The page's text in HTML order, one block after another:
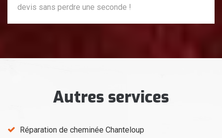
devis sans perdre une seconde !
Autres services
Réparation de cheminée Chanteloup